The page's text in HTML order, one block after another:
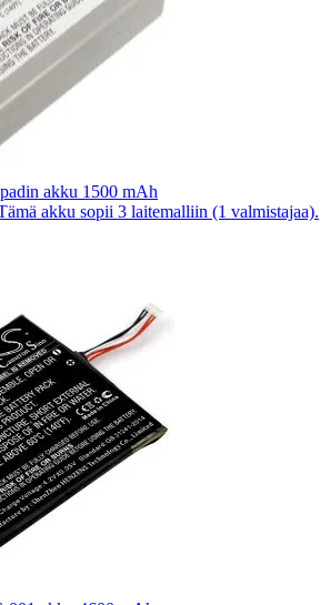
akku 1500 mAh
akku sopii 3 laitemalliin (1 valmistajaa).